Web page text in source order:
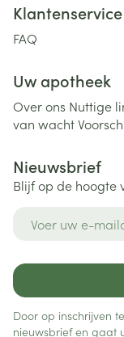
Klantenservice
FAQ
Uw apotheek
Over ons Nuttige
van wacht
Nieuwsbrief
Blijf op de hoogte
Door op inschrijven
nieuwsbrief en gaat